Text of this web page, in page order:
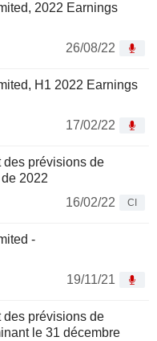
2022 Earnings
26/08/22
H1 2022 Earnings
17/02/22
des prévisions de
2022
16/02/22
CI
-
19/11/21
des prévisions de
le 31 décembre